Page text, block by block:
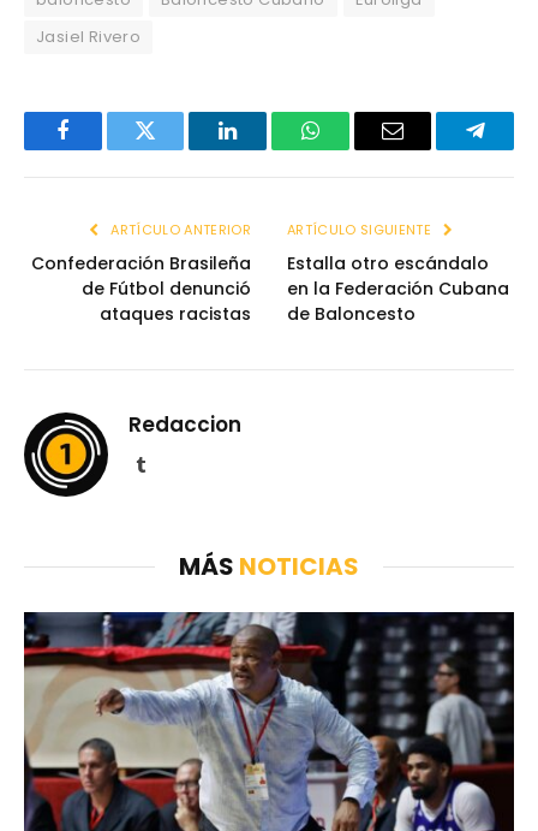
Jasiel Rivero
FacebookTwitter LinkedInWhatsAppEmail
ARTÍCULO ANTERIOR
Confederación Brasileña
de Fútbol denunció
ataques racistas
ARTÍCULO SIGUIENTE
Estalla otro escándalo
en la Federación Cubana
de Baloncesto
Redaccion
Tumblr
MÁS NOTICIAS